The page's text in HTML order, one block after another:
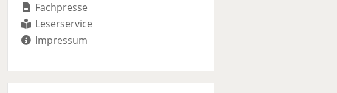
Fachpresse
Leserservice
Impressum